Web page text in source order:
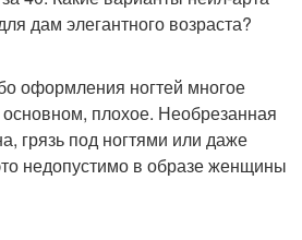
дам элегантного возраста?
оформления ногтей многое
основном, плохое. Необрезанная
грязь под ногтями или даже
недопустимо в образе женщины